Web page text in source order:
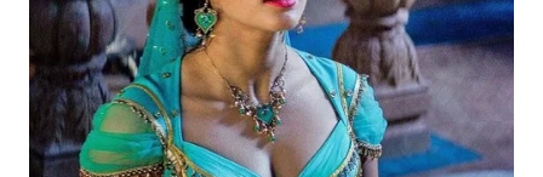
NEWS
WAHANA
TANI
WAHANA